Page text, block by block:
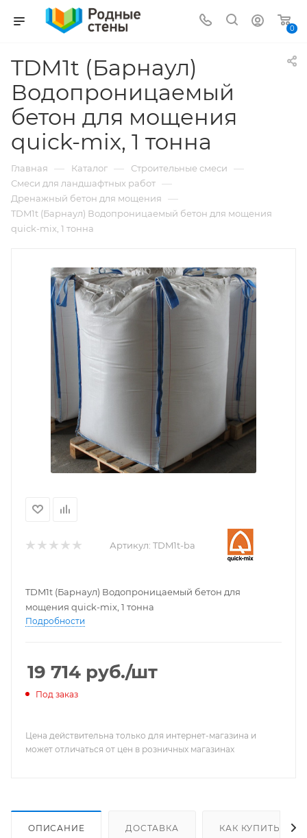
0
TDM1t (Барнаул)
Водопроницаемый
бетон для мощения
quick-mix, 1 тонна
Главная — Каталог — Строительные смеси —
Смеси для ландшафтных работ —
Дренажный бетон для мощения —
TDM1t (Барнаул) Водопроницаемый бетон для мощения
quick-mix, 1 тонна
Артикул: TDM1t-ba
TDM1t (Барнаул) Водопроницаемый бетон для
мощения quick-mix, 1 тонна
Подробности
19 714 руб./шт
Под заказ
Цена действительна только для интернет-магазина и
может отличаться от цен в розничных магазинах
ОПИСАНИЕ ДОСТАВКА КАК КУПИТЬ